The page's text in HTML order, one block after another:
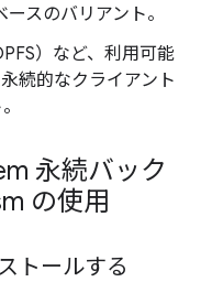
スのバリアント。
）など、利用可能
続的なクライアント
永続バック
の使用
トールする